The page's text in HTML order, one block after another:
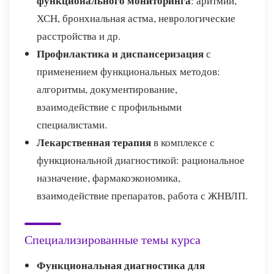
ХСН, бронхиальная астма, неврологические
расстройства и др.
Профилактика и диспансеризацияс
применением функциональных методов:
алгоритмы, документирование,
взаимодействие с профильными
специалистами.
Лекарственная терапияв комплексе с
функциональной диагностикой: рациональное
назначение, фармакоэкономика,
взаимодействие препаратов, работа с ЖНВЛП.
Специализированные темы курса
Функциональная диагностика для